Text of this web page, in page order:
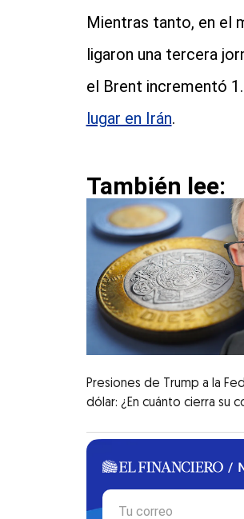
Mientras tanto, en el
ligaron una tercera
el Brent incrementó
lugar en Irán.
También lee:
Presiones de Trump a la
dólar: ¿En cuánto cierra su